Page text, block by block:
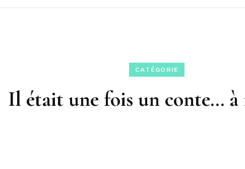
CATÉGORIE
Il était une fois un conte… à